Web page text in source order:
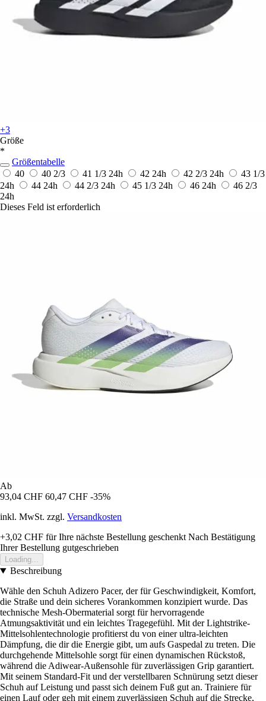
+3
Größe
*
Größentabelle
40
40 2/3 41 1/3 24h 42 24h 42 2/3 24h
43 1/3
24h
44 24h 44 2/3 24h 45 1/3 24h 46 24h
46 2/3
24h
Dieses Feld ist erforderlich
Ab
93,04 CHF 60,47 CHF -35%
inkl. MwSt. zzgl. Versandkosten
+3,02 CHF für Ihre nächste Bestellung geschenkt Nach Bestätigung
Ihrer Bestellung gutgeschrieben
Loading...
Beschreibung
Wähle den Schuh Adizero Pacer, der für Geschwindigkeit, Komfort,
die Straße und dein sicheres Vorankommen konzipiert wurde. Das
technische Mesh-Obermaterial sorgt für hervorragende
Atmungsaktivität und ein leichtes Tragegefühl. Mit der Lightstrike-
Mittelsohlentechnologie profitierst du von einer ultra-leichten
Dämpfung, die dir die Energie gibt, um aufs Gaspedal zu treten. Die
durchgehende Mittelsohle sorgt für einen dynamischen Rückstoß,
während die Adiwear-Außensohle für zuverlässigen Grip garantiert.
Mit seinem Standard-Fit und der verstellbaren Schnürung setzt dieser
Schuh auf Leistung und passt sich deinem Fuß gut an. Trainiere für
einen Lauf oder geh mit einem zuverlässigen Schuh auf die Strecke,